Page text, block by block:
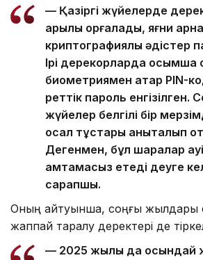
— Қазіргі жүйелерде
арқылы қорғалады, яғни
криптографиялық әдістер
Ірі дерекқорларда қосымша
биометриямен қатар PIN-
реттік пароль енгізілген.
жүйелер белгілі бір
осал тұстары анықталып
Дегенмен, бұл шаралар
қамтамасыз етеді деуге
сарапшы.
Оның айтуынша, соңғы жылдары
жаппай таралу деректері де
— 2025 жылы да осындай